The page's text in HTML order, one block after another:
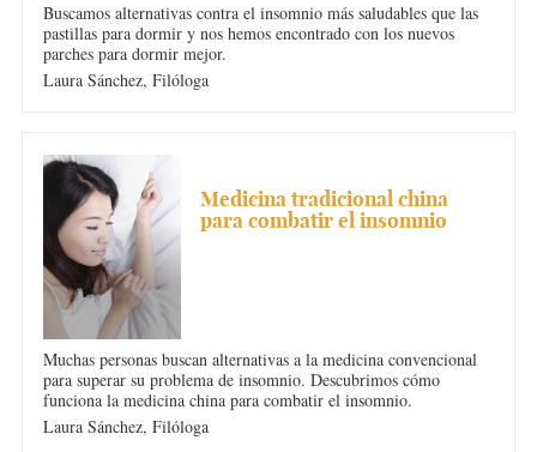
Buscamos alternativas contra el insomnio más saludables que las
pastillas para dormir y nos hemos encontrado con los nuevos
parches para dormir mejor.
Laura Sánchez,Filóloga
Medicina tradicional china
para combatir el insomnio
Muchas personas buscan alternativas a la medicina convencional
para superar su problema de insomnio. Descubrimos cómo
funciona la medicina china para combatir el insomnio.
Laura Sánchez,Filóloga